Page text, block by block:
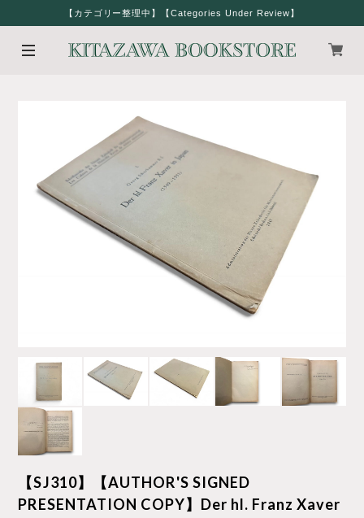
【カテゴリー整理中】【Categories Under Review】
【SJ310】【AUTHOR'S SIGNED
PRESENTATION COPY】Der hl. Franz Xaver